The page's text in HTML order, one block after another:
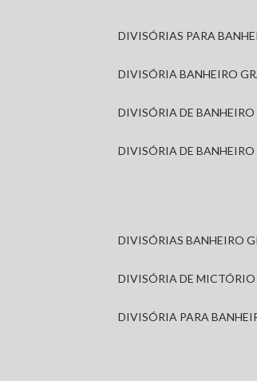
DIVISÓRIAS PARA
DIVISÓRIA BANHEIRO
DIVISÓRIA DE
DIVISÓRIA DE
DIVISÓRIAS BANHEIRO
DIVISÓRIA DE MICTÓRIO
DIVISÓRIA PARA